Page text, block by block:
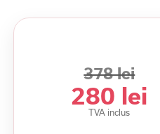
378 lei
280 lei
TVA inclus